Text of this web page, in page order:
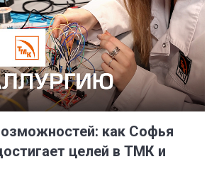
как Софья
целей в ТМК и